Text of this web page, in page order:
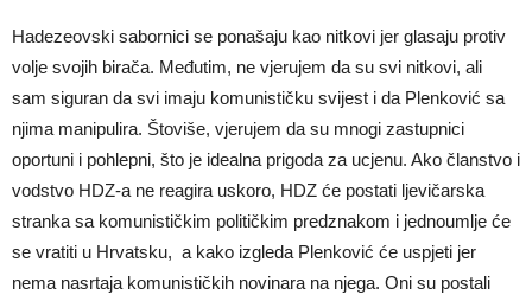
Hadezeovski sabornici se ponašaju kao nitkovi jer glasaju protiv
volje svojih birača. Međutim, ne vjerujem da su svi nitkovi, ali
sam siguran da svi imaju komunističku svijest i da Plenković sa
njima manipulira. Štoviše, vjerujem da su mnogi zastupnici
oportuni i pohlepni, što je idealna prigoda za ucjenu. Ako članstvo i
vodstvo HDZ-a ne reagira uskoro, HDZ će postati ljevičarska
stranka sa komunističkim političkim predznakom i jednoumlje će
se vratiti u Hrvatsku, a kako izgleda Plenković će uspjeti jer
nema nasrtaja komunističkih novinara na njega. Oni su postali